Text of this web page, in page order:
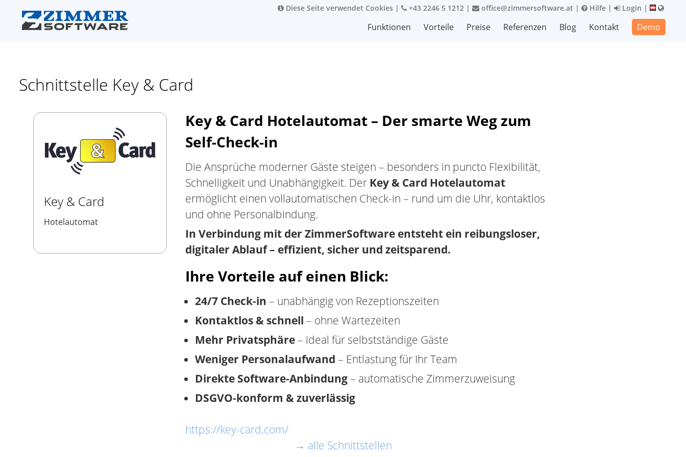
Diese Seite verwendet Cookies | +43 2246 5 1212 | office@zimmersoftware.at | Hilfe | Login |
Funktionen Vorteile Preise Referenzen Blog Kontakt Demo
Schnittstelle Key & Card
Key & Card
Hotelautomat
Key & Card Hotelautomat – Der smarte Weg zum
Self-Check-in
Die Ansprüche moderner Gäste steigen – besonders in puncto Flexibilität,
Schnelligkeit und Unabhängigkeit. Der Key & Card Hotelautomat
ermöglicht einen vollautomatischen Check-in – rund um die Uhr, kontaktlos
und ohne Personalbindung.
In Verbindung mit der ZimmerSoftware entsteht ein reibungsloser,
digitaler Ablauf – effizient, sicher und zeitsparend.
Ihre Vorteile auf einen Blick:
24/7 Check-in – unabhängig von Rezeptionszeiten
Kontaktlos & schnell – ohne Wartezeiten
Mehr Privatsphäre– ideal für selbstständige Gäste
Weniger Personalaufwand – Entlastung für Ihr Team
Direkte Software-Anbindung– automatische Zimmerzuweisung
DSGVO-konform & zuverlässig
https://key-card.com/
→ alle Schnittstellen